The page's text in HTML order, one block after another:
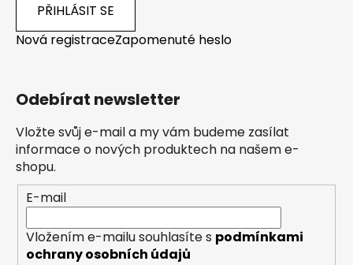
PŘIHLÁSIT SE
Nová registraceZapomenuté heslo
Odebírat newsletter
Vložte svůj e-mail a my vám budeme zasílat
informace o nových produktech na našem e-
shopu.
E-mail
Vložením e-mailu souhlasíte s podmínkami
ochrany osobních údajů